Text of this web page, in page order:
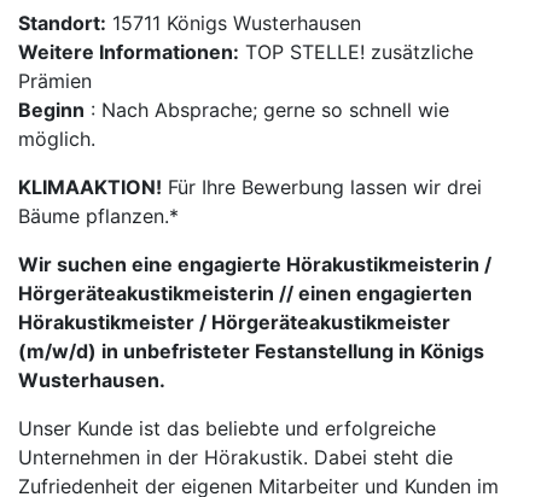
Standort: 15711 Königs Wusterhausen
Weitere Informationen: TOP STELLE! zusätzliche
Prämien
Beginn : Nach Absprache; gerne so schnell wie
möglich.
KLIMAAKTION! Für Ihre Bewerbung lassen wir drei
Bäume pflanzen.*
Wir suchen eine engagierte Hörakustikmeisterin /
Hörgeräteakustikmeisterin // einen engagierten
Hörakustikmeister / Hörgeräteakustikmeister
(m/w/d) in unbefristeter Festanstellung in Königs
Wusterhausen.
Unser Kunde ist das beliebte und erfolgreiche
Unternehmen in der Hörakustik. Dabei steht die
Zufriedenheit der eigenen Mitarbeiter und Kunden im